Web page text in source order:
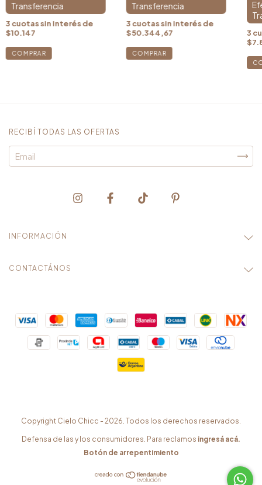
3cuotas sin interés de
$10.147
3cuotas sin interés de
$50.344,67
COMPRAR
3
RECIBÍ TODAS LAS OFERTAS
INFORMACIÓN
CONTACTÁNOS
Copyright Cielo Chicc - 2026. Todos los derechos reservados.
Defensa de las y los consumidores. Para reclamos ingresá acá.
Botón de arrepentimiento